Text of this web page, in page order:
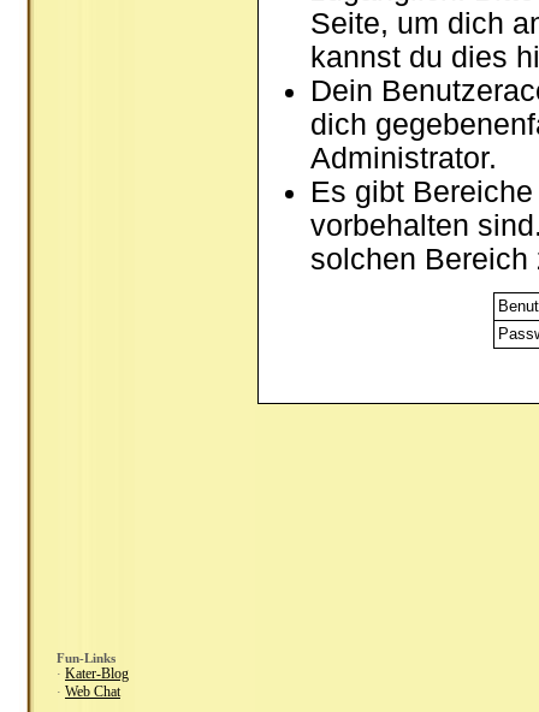
Fun-Links
· Kater-Blog
· Web Chat
Seite, um dich
kannst du dies
Dein
dich
Administrator.
Es gibt
vorbehalten
solchen Bereich